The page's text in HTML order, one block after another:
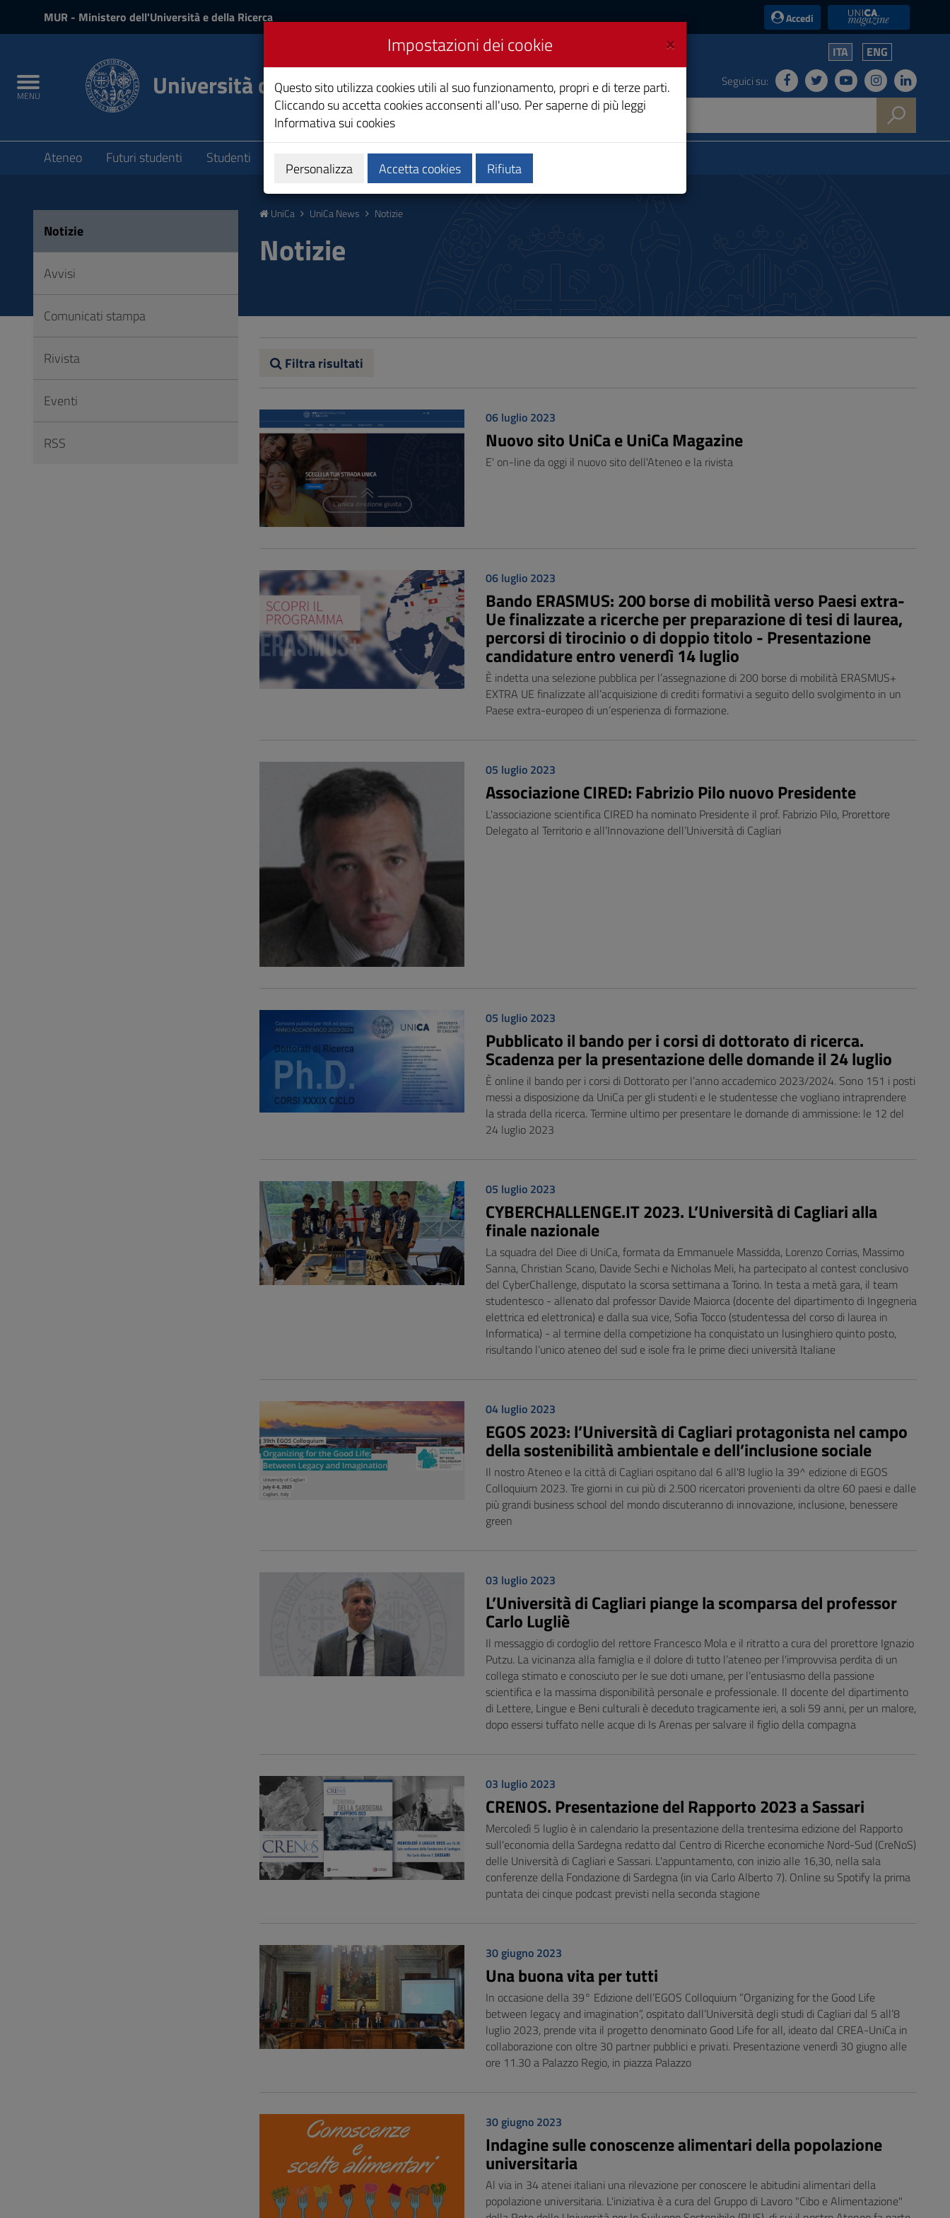
navigazione
Footer
MUR - Ministero dell'Università e della Ricerca Accedi UniCA News
Toggle
navigation
MENU Università degli Studi di Cagliari
ITA ENG
Seguici su:
Submenu
Ateneo Futuri studenti Studenti Ricerca Società e territorio
UniCa UniCa News Notizie
Notizie
Filtra risultati
06 luglio 2023
Nuovo sito UniCa e UniCa Magazine
E' on-line da oggi il nuovo sito dell'Ateneo e la rivista
06 luglio 2023
Bando ERASMUS: 200 borse di mobilità verso Paesi extra-
Ue finalizzate a ricerche per preparazione di tesi di laurea,
percorsi di tirocinio o di doppio titolo - Presentazione
candidature entro venerdì 14 luglio
È indetta una selezione pubblica per l’assegnazione di 200 borse di mobilità ERASMUS+
EXTRA UE finalizzate all’acquisizione di crediti formativi a seguito dello svolgimento in un
Paese extra-europeo di un’esperienza di formazione.
05 luglio 2023
Associazione CIRED: Fabrizio Pilo nuovo Presidente
L'associazione scientifica CIRED ha nominato Presidente il prof. Fabrizio Pilo, Prorettore
Delegato al Territorio e all’Innovazione dell’Università di Cagliari
05 luglio 2023
Pubblicato il bando per i corsi di dottorato di ricerca.
Scadenza per la presentazione delle domande il 24 luglio
È online il bando per i corsi di Dottorato per l’anno accademico 2023/2024. Sono 151 i posti
messi a disposizione da UniCa per gli studenti e le studentesse che vogliano intraprendere
la strada della ricerca. Termine ultimo per presentare le domande di ammissione: le 12 del
24 luglio 2023
05 luglio 2023
CYBERCHALLENGE.IT 2023. L’Università di Cagliari alla
finale nazionale
La squadra del Diee di UniCa, formata da Emmanuele Massidda, Lorenzo Corrias, Massimo
Sanna, Christian Scano, Davide Sechi e Nicholas Meli, ha partecipato al contest conclusivo
del CyberChallenge, disputato la scorsa settimana a Torino. In testa a metà gara, il team
studentesco - allenato dal professor Davide Maiorca (docente del dipartimento di Ingegneria
elettrica ed elettronica) e dalla sua vice, Sofia Tocco (studentessa del corso di laurea in
Informatica) - al termine della competizione ha conquistato un lusinghiero quinto posto,
risultando l’unico ateneo del sud e isole fra le prime dieci università Italiane
04 luglio 2023
EGOS 2023: l’Università di Cagliari protagonista nel campo
della sostenibilità ambientale e dell’inclusione sociale
Il nostro Ateneo e la città di Cagliari ospitano dal 6 all'8 luglio la 39^ edizione di EGOS
Colloquium 2023. Tre giorni in cui più di 2.500 ricercatori provenienti da oltre 60 paesi e dalle
più grandi business school del mondo discuteranno di innovazione, inclusione, benessere
green
03 luglio 2023
L’Università di Cagliari piange la scomparsa del professor
Carlo Lugliè
Il messaggio di cordoglio del rettore Francesco Mola e il ritratto a cura del prorettore Ignazio
Putzu. La vicinanza alla famiglia e il dolore di tutto l’ateneo per l'improvvisa perdita di un
collega stimato e conosciuto per le sue doti umane, per l’entusiasmo della passione
scientifica e la massima disponibilità personale e professionale. Il docente del dipartimento
di Lettere, Lingue e Beni culturali è deceduto tragicamente ieri, a soli 59 anni, per un malore,
dopo essersi tuffato nelle acque di Is Arenas per salvare il figlio della compagna
03 luglio 2023
CRENOS. Presentazione del Rapporto 2023 a Sassari
Mercoledì 5 luglio è in calendario la presentazione della trentesima edizione del Rapporto
sull'economia della Sardegna redatto dal Centro di Ricerche economiche Nord-Sud (CreNoS)
delle Università di Cagliari e Sassari. L'appuntamento, con inizio alle 16,30, nella sala
conferenze della Fondazione di Sardegna (in via Carlo Alberto 7). Online su Spotify la prima
puntata dei cinque podcast previsti nella seconda stagione
30 giugno 2023
Una buona vita per tutti
In occasione della 39° Edizione dell’EGOS Colloquium “Organizing for the Good Life
between legacy and imagination”, ospitato dall’Università degli studi di Cagliari dal 5 all’8
luglio 2023, prende vita il progetto denominato Good Life for all, ideato dal CREA-UniCa in
collaborazione con oltre 30 partner pubblici e privati. Presentazione venerdì 30 giugno alle
ore 11.30 a Palazzo Regio, in piazza Palazzo
30 giugno 2023
Indagine sulle conoscenze alimentari della popolazione
universitaria
Al via in 34 atenei italiani una rilevazione per conoscere le abitudini alimentari della
popolazione universitaria. L'iniziativa è a cura del Gruppo di Lavoro "Cibo e Alimentazione"
Notizie
Avvisi
Comunicati stampa
Rivista
Eventi
RSS
×
Impostazioni dei cookie
Questo sito utilizza cookies utili al suo funzionamento, propri e di terze parti.
Cliccando su accetta cookies acconsenti all'uso. Per saperne di più leggi
Informativa sui cookies
Personalizza Accetta cookies Rifiuta